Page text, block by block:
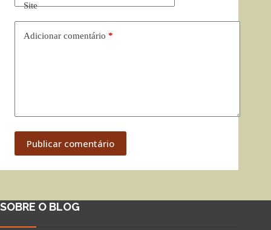
Site
Adicionar comentário *
Publicar comentário
SOBRE O BLOG